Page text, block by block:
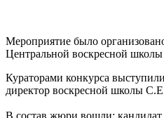
Мероприятие было
Центральной воскресной
Кураторами конкурса
директор воскресной школы
В состав жюри вошли: кандидат